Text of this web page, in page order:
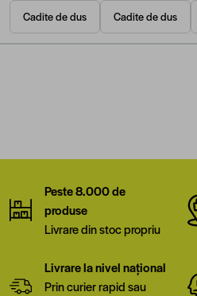
Cadite de dus Cadite de dus
Peste 8.000 de
produse
Livrare din stoc propriu
Livrare la nivel național
Prin curier rapid sau